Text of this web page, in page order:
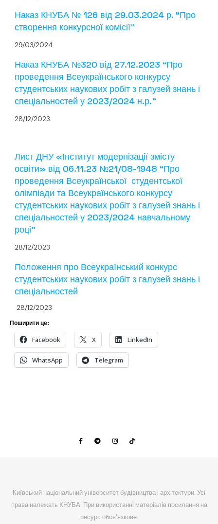
Наказ КНУБА № 126 від 29.03.2024 р. “Про
створення конкурсної комісії”
29/03/2024
Наказ КНУБА №320 від 27.12.2023 “Про
проведення Всеукраїнського конкурсу
студентських наукових робіт з галузей знань і
спеціальностей у 2023/2024 н.р.”
28/12/2023
Лист ДНУ «Інститут модернізації змісту
освіти» від 06.11.23 №21/08-1948 “Про
проведення Всеукраїнської студентської
олімпіади та Всеукраїнського конкурсу
студентських наукових робіт з галузей знань і
спеціальностей у 2023/2024 навчальному
році”
28/12/2023
Положення про Всеукраїнський конкурс
студентських наукових робіт з галузей знань і
спеціальностей
28/12/2023
Поширити це:
Facebook X LinkedIn
WhatsApp Telegram
Київський національний університет будівництва і архітектури. Усі
права належать КНУБА. При використанні матеріалів посилання на
ресурс обов'язкове.